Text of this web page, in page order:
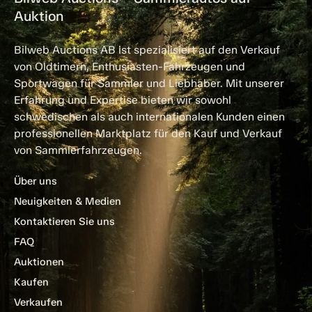
Auktion
Bilweb Auctions AB ist spezialisiert auf den Verkauf
von Oldtimern, Enthusiasten-Fahrzeugen und
Sportwagen für Sammler und Liebhaber. Mit unserer
Erfahrung und Expertise bieten wir sowohl
schwedischen als auch internationalen Kunden einen
professionellen Marktplatz für den Kauf und Verkauf
von Sammlerfahrzeugen.
Über uns
Neuigkeiten & Medien
Kontaktieren Sie uns
FAQ
Auktionen
Kaufen
Verkaufen